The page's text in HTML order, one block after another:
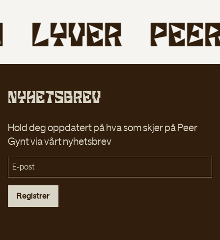
LYVER PEÉR
Nyhetsbrev
Hold deg oppdatert på hva som skjer på Peer
Gynt via vårt nyhetsbrev
Registrer